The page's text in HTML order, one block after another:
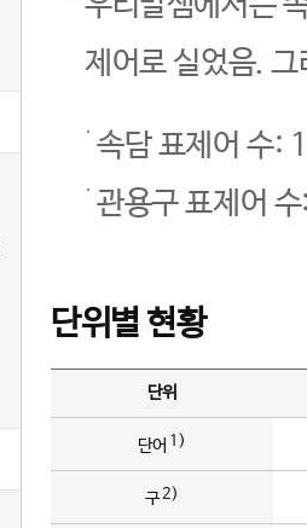
제어로 실었음.
속담 표제어 수:
관용구 표제어
단위별 현황
단위
단어 1)
구2)